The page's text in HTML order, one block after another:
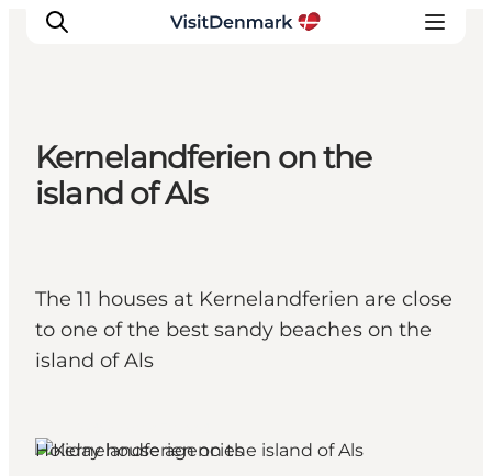
Inspirations
Planifiez votre voyage
Kernelandferien on the
island of Als
The 11 houses at Kernelandferien are close
to one of the best sandy beaches on the
island of Als
Holiday house agencies